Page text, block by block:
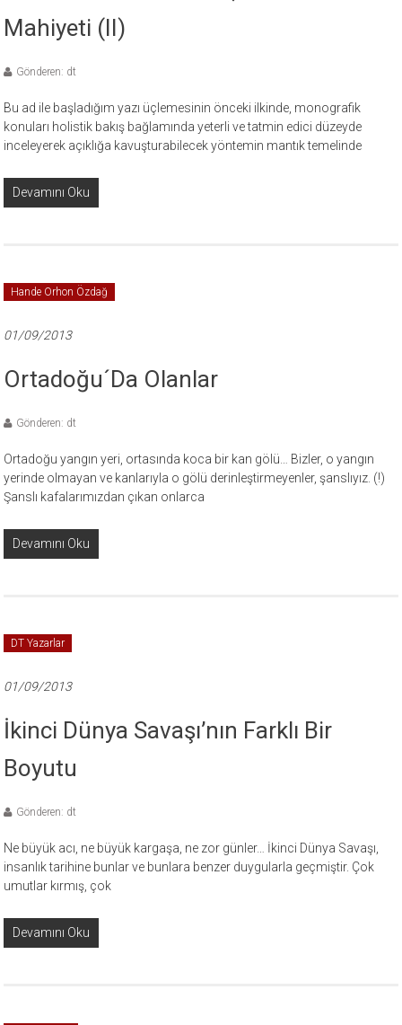
Mahiyeti (II)
Gönderen: dt
Bu ad ile başladığım yazı üçlemesinin önceki ilkinde, monografik
konuları holistik bakış bağlamında yeterli ve tatmin edici düzeyde
inceleyerek açıklığa kavuşturabilecek yöntemin mantık temelinde
Devamını Oku
Hande Orhon Özdağ
01/09/2013
Ortadoğu´da Olanlar
Gönderen: dt
Ortadoğu yangın yeri, ortasında koca bir kan gölü… Bizler, o yangın
yerinde olmayan ve kanlarıyla o gölü derinleştirmeyenler, şanslıyız. (!)
Şanslı kafalarımızdan çıkan onlarca
Devamını Oku
DT Yazarlar
01/09/2013
İkinci Dünya Savaşı’nın Farklı Bir
Boyutu
Gönderen: dt
Ne büyük acı, ne büyük kargaşa, ne zor günler… İkinci Dünya Savaşı,
insanlık tarihine bunlar ve bunlara benzer duygularla geçmiştir. Çok
umutlar kırmış, çok
Devamını Oku